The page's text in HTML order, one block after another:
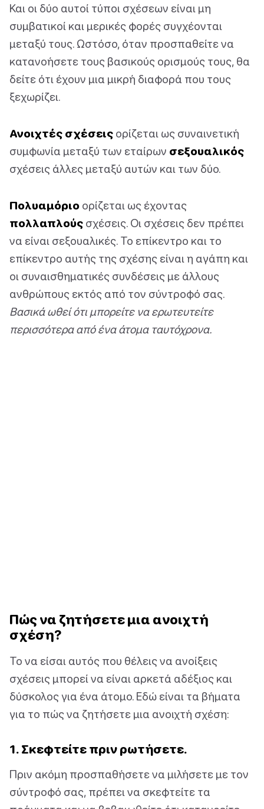
Και οι δύο αυτοί τύποι σχέσεων είναι μη
συμβατικοί και μερικές φορές συγχέονται
μεταξύ τους. Ωστόσο, όταν προσπαθείτε να
κατανοήσετε τους βασικούς ορισμούς τους, θα
δείτε ότι έχουν μια μικρή διαφορά που τους
ξεχωρίζει.
Ανοιχτές σχέσεις ορίζεται ως συναινετική
συμφωνία μεταξύ των εταίρων σεξουαλικός
σχέσεις άλλες μεταξύ αυτών και των δύο.
Πολυαμόριο ορίζεται ως έχοντας
πολλαπλούς σχέσεις. Οι σχέσεις δεν πρέπει
να είναι σεξουαλικές. Το επίκεντρο και το
επίκεντρο αυτής της σχέσης είναι η αγάπη και
οι συναισθηματικές συνδέσεις με άλλους
ανθρώπους εκτός από τον σύντροφό σας.
Βασικά ωθεί ότι μπορείτε να ερωτευτείτε
περισσότερα από ένα άτομα ταυτόχρονα.
Πώς να ζητήσετε μια ανοιχτή
σχέση?
Το να είσαι αυτός που θέλεις να ανοίξεις
σχέσεις μπορεί να είναι αρκετά αδέξιος και
δύσκολος για ένα άτομο. Εδώ είναι τα βήματα
για το πώς να ζητήσετε μια ανοιχτή σχέση:
1. Σκεφτείτε πριν ρωτήσετε.
Πριν ακόμη προσπαθήσετε να μιλήσετε με τον
σύντροφό σας, πρέπει να σκεφτείτε τα